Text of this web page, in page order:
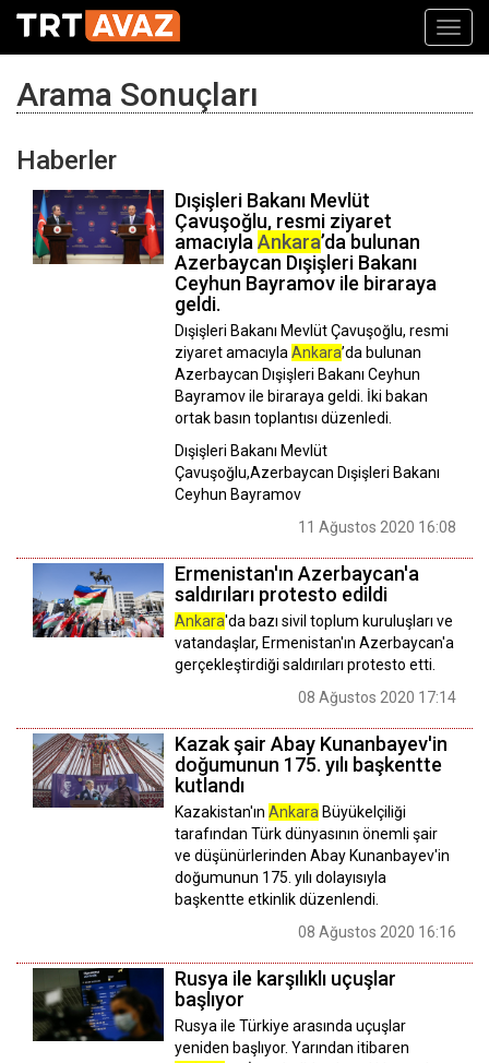
Arama Sonuçları
Haberler
Dışişleri Bakanı Mevlüt
Çavuşoğlu, resmi ziyaret
amacıyla Ankara’da bulunan
Azerbaycan Dışişleri Bakanı
Ceyhun Bayramov ile biraraya
geldi.
Dışişleri Bakanı Mevlüt Çavuşoğlu, resmi
ziyaret amacıyla Ankara’da bulunan
Azerbaycan Dışişleri Bakanı Ceyhun
Bayramov ile biraraya geldi. İki bakan
ortak basın toplantısı düzenledi.
Dışişleri Bakanı Mevlüt
Çavuşoğlu,Azerbaycan Dışişleri Bakanı
Ceyhun Bayramov
11 Ağustos 2020 16:08
Ermenistan'ın Azerbaycan'a
saldırıları protesto edildi
Ankara'da bazı sivil toplum kuruluşları ve
vatandaşlar, Ermenistan'ın Azerbaycan'a
gerçekleştirdiği saldırıları protesto etti.
08 Ağustos 2020 17:14
Kazak şair Abay Kunanbayev'in
doğumunun 175. yılı başkentte
kutlandı
Kazakistan'ın Ankara Büyükelçiliği
tarafından Türk dünyasının önemli şair
ve düşünürlerinden Abay Kunanbayev'in
doğumunun 175. yılı dolayısıyla
başkentte etkinlik düzenlendi.
08 Ağustos 2020 16:16
Rusya ile karşılıklı uçuşlar
başlıyor
Rusya ile Türkiye arasında uçuşlar
yeniden başlıyor. Yarından itibaren